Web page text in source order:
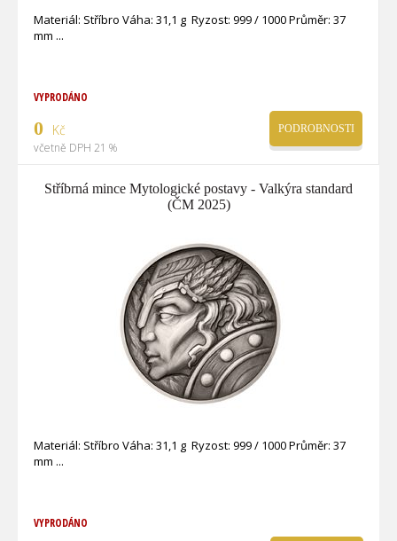
Materiál: Stříbro Váha: 31,1 g Ryzost: 999 / 1000 Průměr: 37
mm
VYPRODÁNO
0 Kč
včetně DPH 21 %
PODROBNOSTI
Stříbrná mince Mytologické postavy - Valkýra standard
(ČM 2025)
Materiál: Stříbro Váha: 31,1 g Ryzost: 999 / 1000 Průměr: 37
mm
VYPRODÁNO